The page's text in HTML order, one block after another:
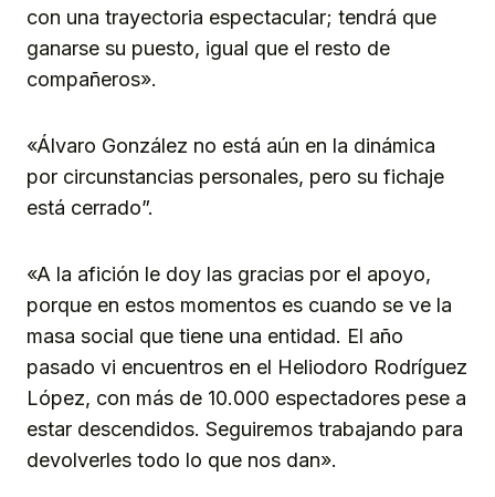
con una trayectoria espectacular; tendrá que
ganarse su puesto, igual que el resto de
compañeros».
«Álvaro González no está aún en la dinámica
por circunstancias personales, pero su fichaje
está cerrado”.
«A la afición le doy las gracias por el apoyo,
porque en estos momentos es cuando se ve la
masa social que tiene una entidad. El año
pasado vi encuentros en el Heliodoro Rodríguez
López, con más de 10.000 espectadores pese a
estar descendidos. Seguiremos trabajando para
devolverles todo lo que nos dan».